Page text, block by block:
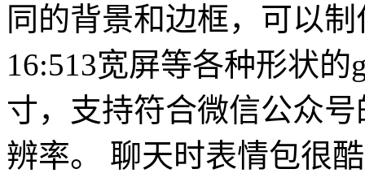
同的背景和边框，可以
16:513宽屏等各种形状
寸，支持符合微信公众
辨率。 聊天时表情包很